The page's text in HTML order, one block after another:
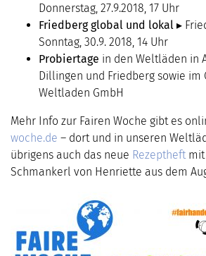
Donnerstag, 27.9.2018, 17 Uhr
Friedberg global und lokal ▸
Sonntag, 30.9. 2018, 14 Uhr
Probiertage in den Weltläden in
Dillingen und Friedberg sowie im
Weltladen GmbH
Mehr Info zur Fairen Woche gibt es
woche.de – dort und in unseren
übrigens auch das neue Rezeptheftmit
Schmankerl von Henriette aus dem